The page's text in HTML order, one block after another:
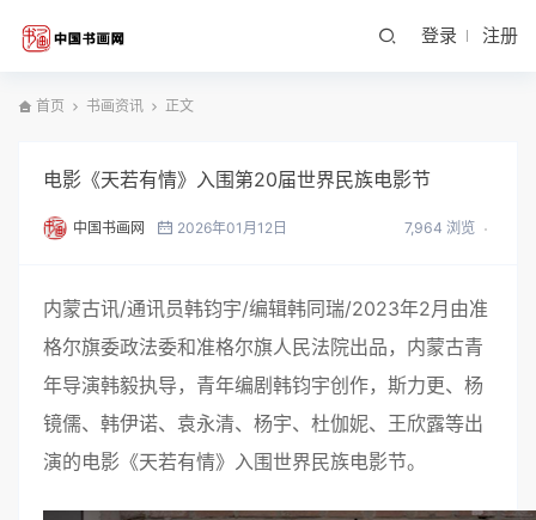
登录 注册
首页 书画资讯 正文
电影《天若有情》入围第20届世界民族电影节
中国书画网 2026年01月12日 7,964 浏览
内蒙古讯/通讯员韩钧宇/编辑韩同瑞/2023年2月由准
格尔旗委政法委和准格尔旗人民法院出品，内蒙古青
年导演韩毅执导，青年编剧韩钧宇创作，斯力更、杨
镜儒、韩伊诺、袁永清、杨宇、杜伽妮、王欣露等出
演的电影《天若有情》入围世界民族电影节。